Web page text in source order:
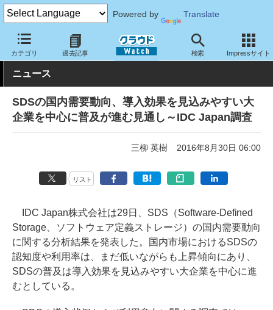
Powered by Translate
カテゴリ 過去記事 検索 Impressサイト
クラウド Watch トピック 調査・予測
ニュース
SDSの国内需要動向、導入効果を見込みやすい大
企業を中心に普及が進む見通し～IDC Japan調査
三柳 英樹 2016年8月30日 06:00
リスト
IDC Japan株式会社は29日、SDS（Software-Defined
Storage、ソフトウェア定義ストレージ）の国内需要動向
に関する分析結果を発表した。国内市場におけるSDSの
認知度や利用率は、まだ低いながらも上昇傾向にあり、
SDSの普及は導入効果を見込みやすい大企業を中心に進
むとしている。